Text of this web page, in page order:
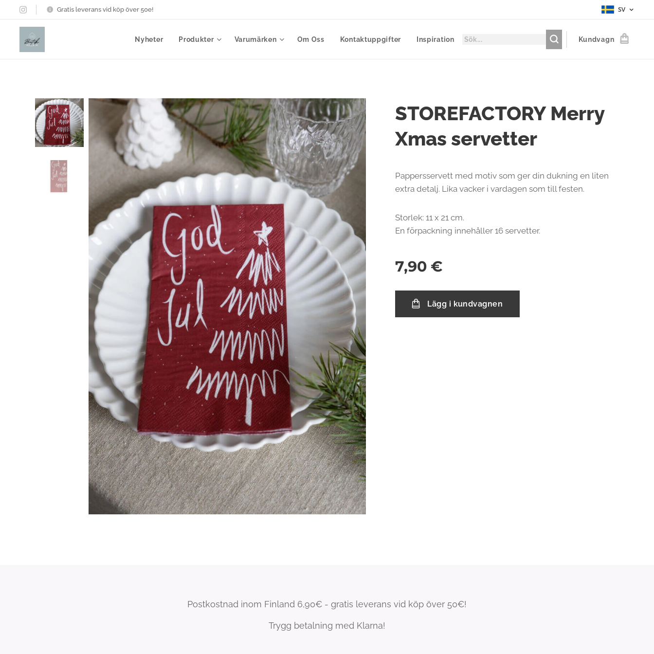
Gratis leverans vid köp över 50e! SV
Nyheter Produkter Varumärken Om Oss Kontaktuppgifter Inspiration Kundvagn
STOREFACTORY Merry
Xmas servetter
Pappersservett med motiv som ger din dukning en liten
extra detalj. Lika vacker i vardagen som till festen.
Storlek: 11 x 21 cm.
En förpackning innehåller 16 servetter.
7,90 €
Lägg i kundvagnen
Postkostnad inom Finland 6,90€ - gratis leverans vid köp över 50€!
Trygg betalning med Klarna!